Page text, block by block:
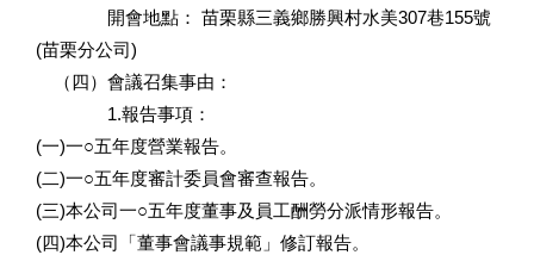
開會地點： 苗栗縣三義鄉勝興村水美307巷155號
(苗栗分公司)
（四）會議召集事由：
1.報告事項：
(一)一○五年度營業報告。
(二)一○五年度審計委員會審查報告。
(三)本公司一○五年度董事及員工酬勞分派情形報告。
(四)本公司「董事會議事規範」修訂報告。